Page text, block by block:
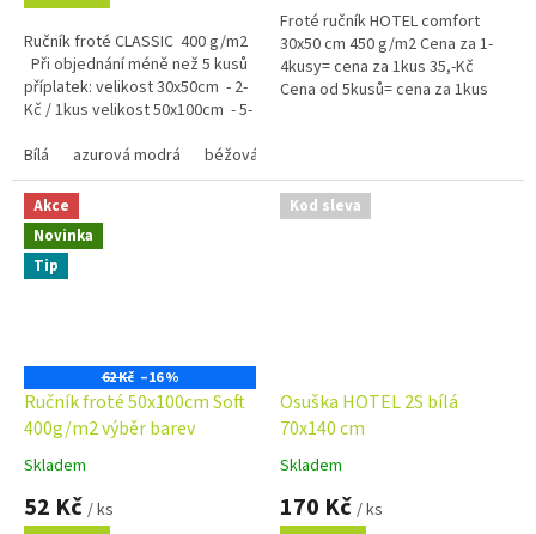
Ručník froté CLASSIC 400 g/m2
Při objednání méně než 5 kusů
příplatek: velikost 30x50cm - 2-
Kč / 1kus velikost 50x100cm - 5-
Bílá
azurová modrá béžová
5
hvězdiček.
Froté ručník HOTEL comfort
30x50 cm 450 g/m2 Cena za 1-
4kusy= cena za 1kus 35,-Kč
Cena od 5kusů= cena za 1kus
Akce
Novinka
Tip
62 Kč –16 %
Ručník froté 50x100cm Soft
400g/m2 výběr barev
Průměrné
hodnocení
produktu
Skladem
52 Kč / ks
Kod sleva
Osuška HOTEL 2S bílá
70x140 cm
Průměrné
hodnocení
produktu
Skladem
170 Kč / ks